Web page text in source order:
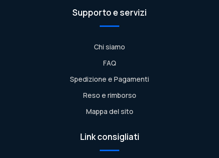
Supporto e servizi
Chi siamo
FAQ
Spedizione e Pagamenti
Reso e rimborso
Mappa del sito
Link consigliati